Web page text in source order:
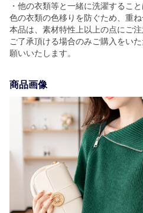
・他の衣類等と一緒に洗濯するこ
色の衣類の色移りを防ぐため、重ね
本品は、素材特性上以上の点にご注
ご了承頂ける場合のみご購入をい
願いいたします。
商品画像